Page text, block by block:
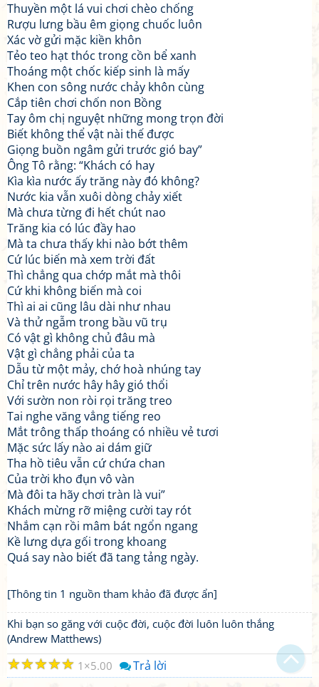
Thuyền một lá vui chơi chèo chống
Rượu lưng bầu êm giọng chuốc luôn
Xác vờ gửi mặc kiền khôn
Tẻo teo hạt thóc trong cồn bể xanh
Thoáng một chốc kiếp sinh là mấy
Khen con sông nước chảy khôn cùng
Cắp tiên chơi chốn non Bồng
Tay ôm chị nguyệt những mong trọn đời
Biết không thể vật nài thế được
Giọng buồn ngâm gửi trước gió bay”
Ông Tô rằng: “Khách có hay
Kìa kìa nước ấy trăng này đó không?
Nước kia vẫn xuôi dòng chảy xiết
Mà chưa từng đi hết chút nao
Trăng kia có lúc đầy hao
Mà ta chưa thấy khi nào bớt thêm
Cứ lúc biến mà xem trời đất
Thì chẳng qua chớp mắt mà thôi
Cứ khi không biến mà coi
Thì ai ai cũng lâu dài như nhau
Và thử ngẫm trong bầu vũ trụ
Có vật gì không chủ đâu mà
Vật gì chẳng phải của ta
Dẫu từ một mảy, chớ hoà nhúng tay
Chỉ trên nước hây hây gió thổi
Với sườn non ròi rọi trăng treo
Tai nghe văng vẳng tiếng reo
Mắt trông thấp thoáng có nhiều vẻ tươi
Mặc sức lấy nào ai dám giữ
Tha hồ tiêu vẫn cứ chứa chan
Của trời kho đụn vô vàn
Mà đôi ta hãy chơi tràn là vui”
Khách mừng rỡ miệng cười tay rót
Nhắm cạn rồi mâm bát ngổn ngang
Kề lưng dựa gối trong khoang
Quá say nào biết đã tang tảng ngày.
[Thông tin 1 nguồn tham khảo đã được ẩn]
Khi bạn so găng với cuộc đời, cuộc đời luôn luôn thắng
(Andrew Matthews)
☆
☆
☆
☆
☆ 1 5.00 Trả lời
Chỉ dẫn làm quen
Xem sau
Không hiện lại
Bạn bị lạc trong Thi Viện vì có nội dung quá đồ sộ?